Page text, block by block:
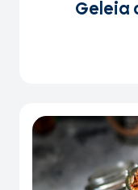
Geleia